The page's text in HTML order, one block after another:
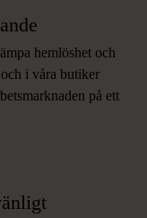
hemlöshet och
i våra butiker
på ett